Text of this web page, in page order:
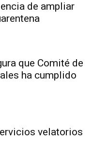
de ampliar
que Comité de
ha cumplido
velatorios